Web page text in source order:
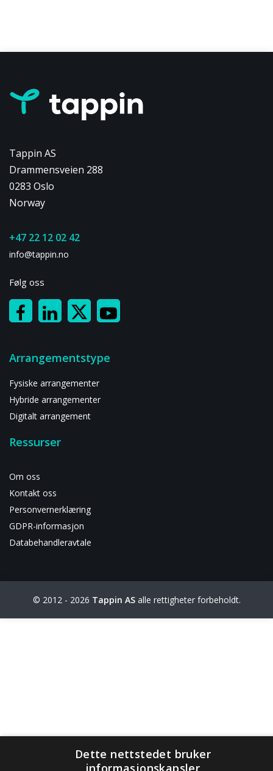
Tappin AS
Drammensveien 288
0283 Oslo
Norway
+47 22 12 02 42
info@tappin.no
Følg oss
Arrangementstype
Fysiske arrangementer
Hybride arrangementer
Digitalt arrangement
Ressurser
Om oss
Kontakt oss
Personvernerklæring
GDPR-informasjon
Databehandleravtale
© 2012 - 2026 Tappin ASalle rettigheter forbeholdt.
Dette nettstedet bruker
informasjonskapsler